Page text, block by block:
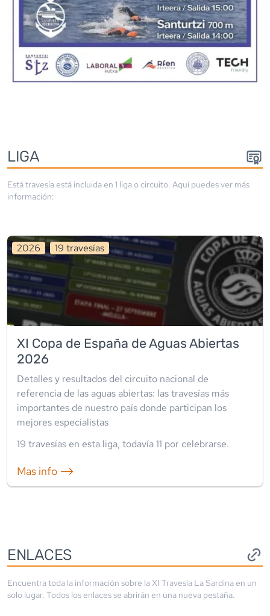
LIGA
Está travesía está incluida en 1 liga o circuito. Aquí puedes ver más
información:
2026 19 travesías
XI Copa de España de Aguas Abiertas
2026
Detalles y resultados del circuito nacional de
referencia de las aguas abiertas: las travesías más
importantes de nuestro país donde participan los
mejores especialistas
19 travesías en esta liga, todavía11 por celebrarse.
Mas info ⟶
ENLACES
Encuentra toda la información sobre laXI Travesía La Sardina en un
solo lugar. Todos los enlaces se abrirán en una nueva pestaña.